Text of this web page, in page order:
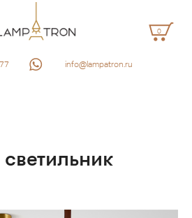
0
info@lampatron.ru